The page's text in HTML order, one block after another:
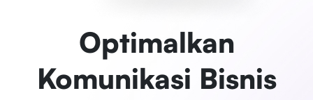
Optimalkan
Komunikasi Bisnis